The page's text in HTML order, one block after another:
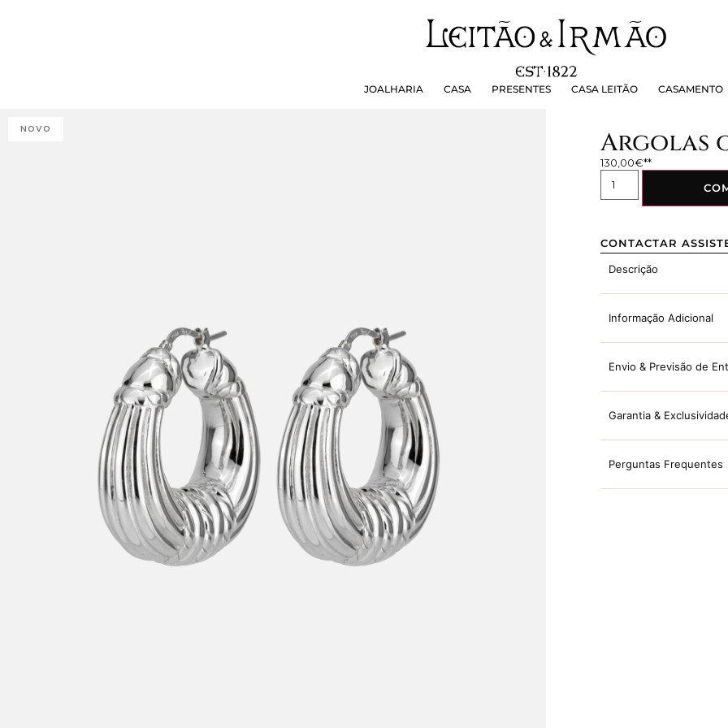
JOALHARIA CASA PRESENTES CASA LEITÃO CASAMENTO
PRESENTES CASA LEITÃO
NOVO Argolas
130,00€
CONTACTAR
Descrição
Informação Adicional
Envio & Previsão de
Garantia &
Perguntas Frequentes